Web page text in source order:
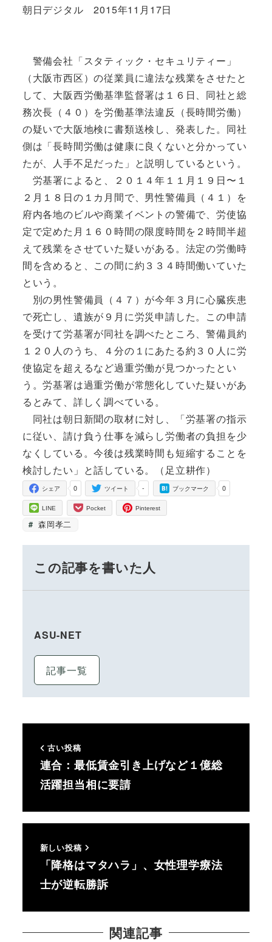
朝日デジタル 2015年11月17日
警備会社「スタティック・セキュリティー」
（大阪市西区）の従業員に違法な残業をさせたと
して、大阪西労働基準監督署は１６日、同社と総
務次長（４０）を労働基準法違反（長時間労働）
の疑いで大阪地検に書類送検し、発表した。同社
側は「長時間労働は健康に良くないと分かってい
たが、人手不足だった」と説明しているという。
労基署によると、２０１４年１１月１９日〜１
２月１８日の１カ月間で、男性警備員（４１）を
府内各地のビルや商業イベントの警備で、労使協
定で定めた月１６０時間の限度時間を２時間半超
えて残業をさせていた疑いがある。法定の労働時
間を含めると、この間に約３３４時間働いていた
という。
別の男性警備員（４７）が今年３月に心臓疾患
で死亡し、遺族が９月に労災申請した。この申請
を受けて労基署が同社を調べたところ、警備員約
１２０人のうち、４分の１にあたる約３０人に労
使協定を超えるなど過重労働が見つかったとい
う。労基署は過重労働が常態化していた疑いがあ
るとみて、詳しく調べている。
同社は朝日新聞の取材に対し、「労基署の指示
に従い、請け負う仕事を減らし労働者の負担を少
なくしている。今後は残業時間も短縮することを
検討したい」と話している。（足立耕作）
0
シェア -
ツイート 0
ブックマーク
LINE Pocket Pinterest
森岡孝二
この記事を書いた人
ASU-NET
記事一覧
古い投稿
連合：最低賃金引き上げなど１億総
活躍担当相に要請
新しい投稿
「降格はマタハラ」、女性理学療法
士が逆転勝訴
関連記事